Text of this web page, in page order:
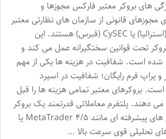
های بروکر معتبر فارکس مجوزها و
مجوزهای قانونی از سازمان های نظارتی معتبر
مانند FCA (انگلستان) ASIC (استرالیا) یا CySEC (قبرس) هستند. این
تحت قوانین سختگیرانه عمل می کند و
شده است. شفافیت در هزینه ها یکی از مهم
و پراپ فرم رایگان؛ شفافیت در اسپرد
بروکرهای معتبر تمامی هزینه ها را قبل
دهند. پلتفرم معاملاتی قدرتمند یک بروکر
معتبر باید دسترسی به پلتفرم های پیشرفته ای مانند MetaTrader ۴/۵ یا